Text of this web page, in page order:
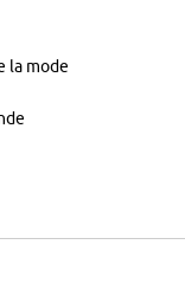
la mode